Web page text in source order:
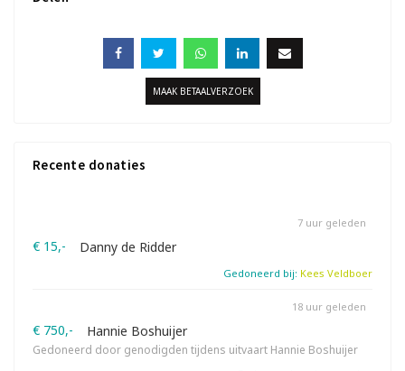
MAAK BETAALVERZOEK
Recente donaties
€ 15,- Danny de Ridder
7 uur geleden
Gedoneerd bij: Kees Veldboer
€ 750,- Hannie Boshuijer
Gedoneerd door genodigden tijdens uitvaart Hannie Boshuijer
18 uur geleden